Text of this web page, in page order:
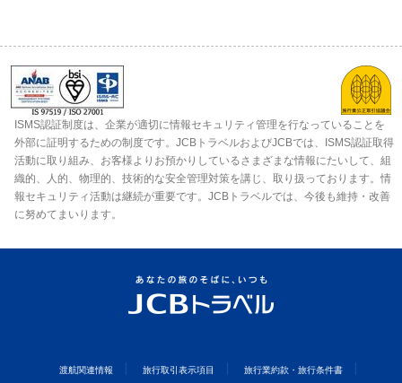
ISMS認証制度は、企業が適切に情報セキュリティ管理を行なっていることを
外部に証明するための制度です。JCBトラベルおよびJCBでは、ISMS認証取得
活動に取り組み、お客様よりお預かりしているさまざまな情報にたいして、組
織的、人的、物理的、技術的な安全管理対策を講じ、取り扱っております。情
報セキュリティ活動は継続が重要です。JCBトラベルでは、今後も維持・改善
に努めてまいります。
渡航関連情報 旅行取引表示項目 旅行業約款・旅行条件書